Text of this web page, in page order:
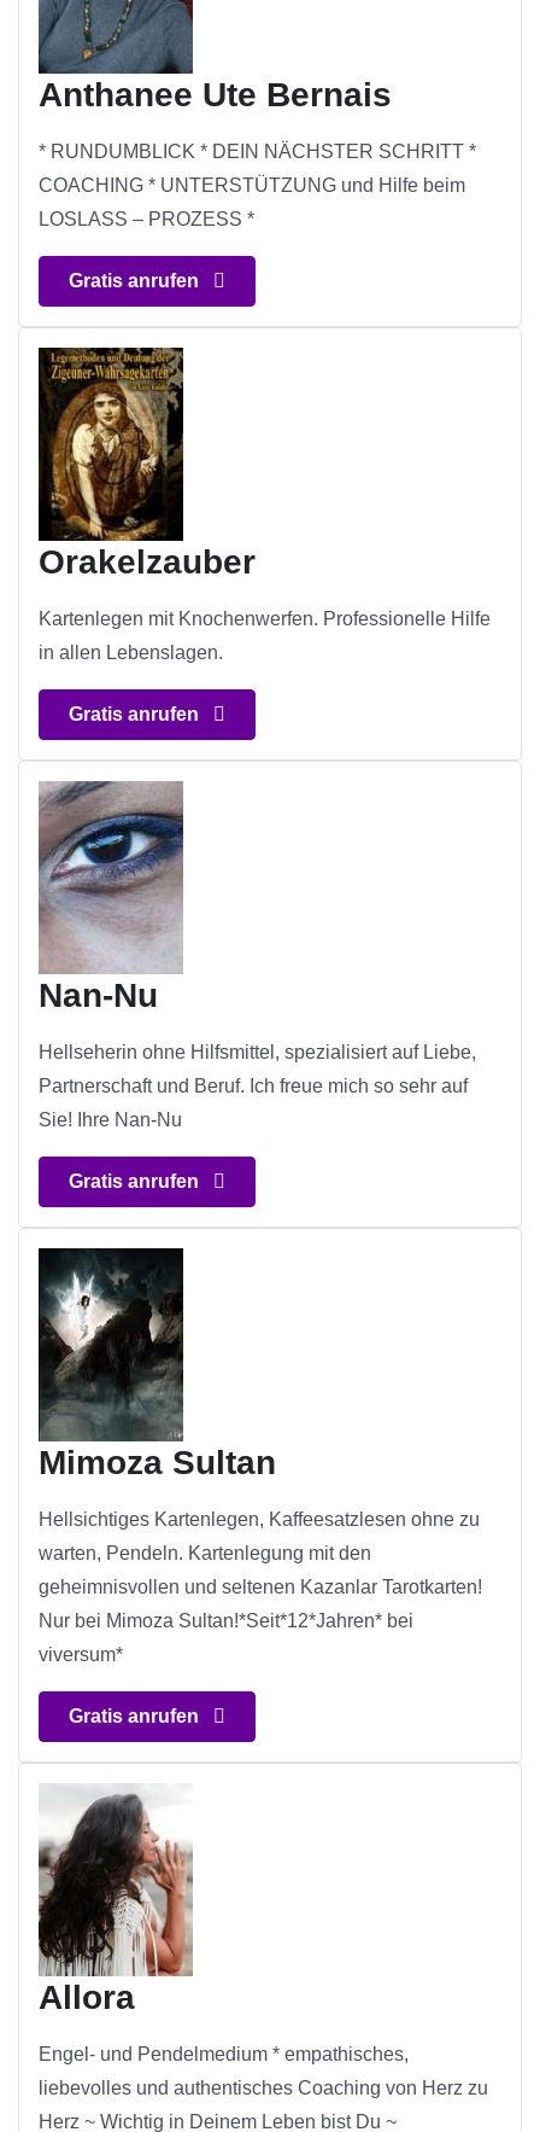
Anthanee Ute Bernais
* RUNDUMBLICK * DEIN NÄCHSTER SCHRITT *
COACHING * UNTERSTÜTZUNG und Hilfe beim
LOSLASS – PROZESS *
Gratis anrufen
Orakelzauber
Kartenlegen mit Knochenwerfen. Professionelle Hilfe
in allen Lebenslagen.
Gratis anrufen
Nan-Nu
Hellseherin ohne Hilfsmittel, spezialisiert auf Liebe,
Partnerschaft und Beruf. Ich freue mich so sehr auf
Sie! Ihre Nan-Nu
Gratis anrufen
Mimoza Sultan
Hellsichtiges Kartenlegen, Kaffeesatzlesen ohne zu
warten, Pendeln. Kartenlegung mit den
geheimnisvollen und seltenen Kazanlar Tarotkarten!
Nur bei Mimoza Sultan!*Seit*12*Jahren* bei
viversum*
Gratis anrufen
Allora
Engel- und Pendelmedium * empathisches,
liebevolles und authentisches Coaching von Herz zu
Herz ~ Wichtig in Deinem Leben bist Du ~